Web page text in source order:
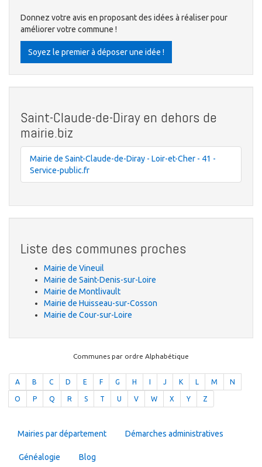
Donnez votre avis en proposant des idées à réaliser pour
améliorer votre commune !
Soyez le premier à déposer une idée !
Saint-Claude-de-Diray en dehors de
mairie.biz
Mairie de Saint-Claude-de-Diray - Loir-et-Cher - 41 -
Service-public.fr
Liste des communes proches
Mairie de Vineuil
Mairie de Saint-Denis-sur-Loire
Mairie de Montlivault
Mairie de Huisseau-sur-Cosson
Mairie de Cour-sur-Loire
Communes par ordre Alphabétique
A B C D E F G H J K L M N
O P Q R S T U V W X Y Z
Mairies par département Démarches administratives
Généalogie Blog